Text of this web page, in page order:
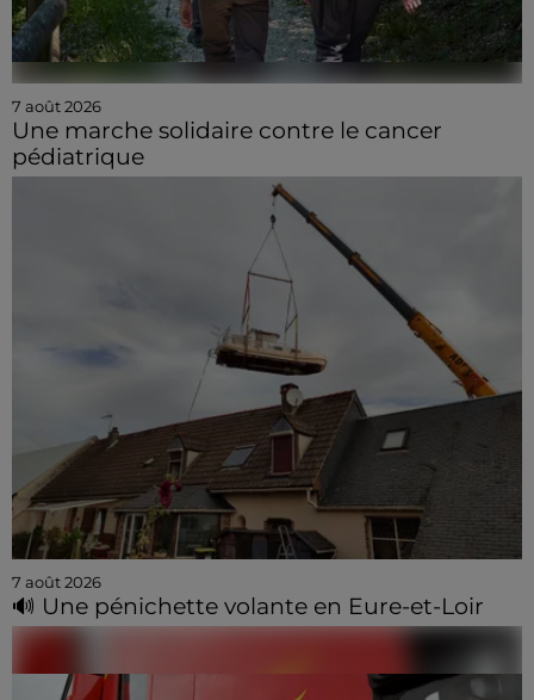
7 août 2026
Une marche solidaire contre le cancer
pédiatrique
7 août 2026
🔊 Une pénichette volante en Eure-et-Loir